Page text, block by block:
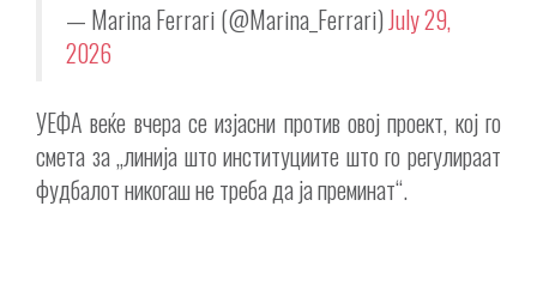
— Marina Ferrari (@Marina_Ferrari)July 29,
2026
УЕФА веќе вчера се изјасни против овој проект, кој го
смета за „линија што институциите што го регулираат
фудбалот никогаш не треба да ја преминат“.